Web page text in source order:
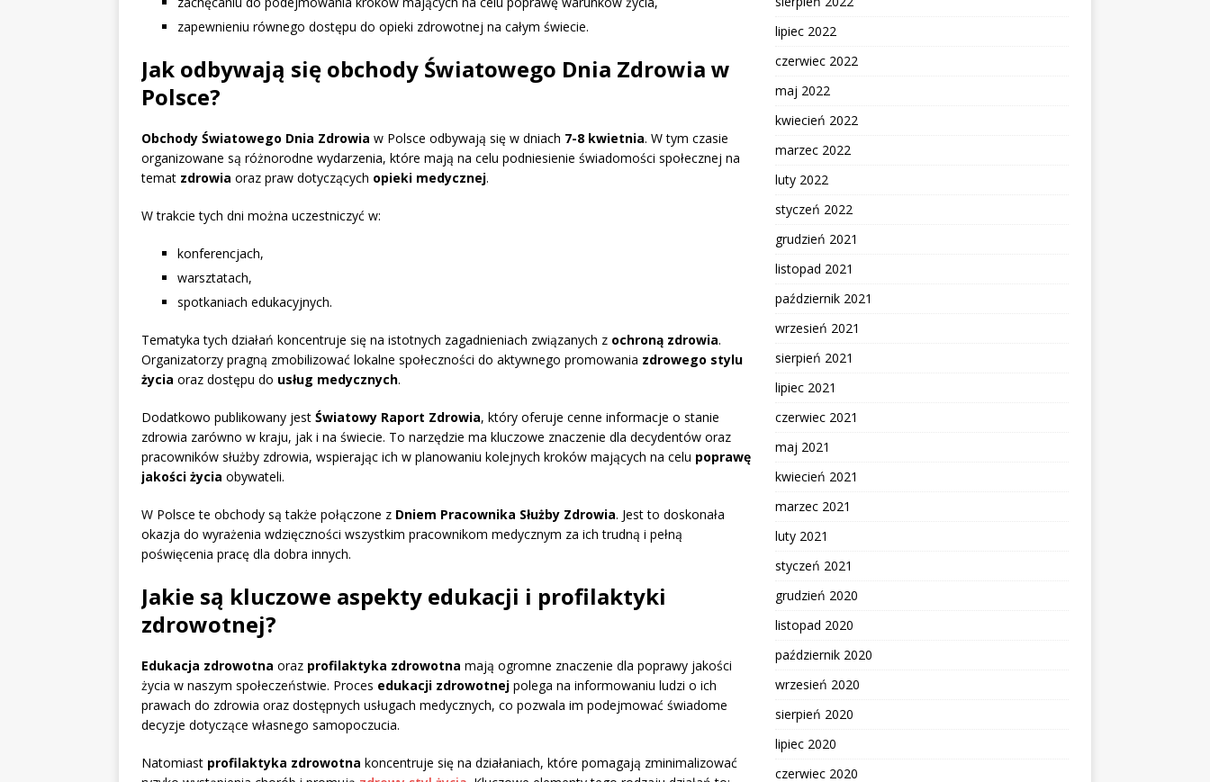
zapewnieniu równego dostępu do opieki zdrowotnej na całym świecie.
Jak odbywają się obchody Światowego Dnia Zdrowia w
Polsce?
Obchody Światowego Dnia Zdrowia w Polsce odbywają się w dniach 7-8 kwietnia. W tym czasie
organizowane są różnorodne wydarzenia, które mają na celu podniesienie świadomości społecznej na
temat zdrowia oraz praw dotyczących opieki medycznej.
W trakcie tych dni można uczestniczyć w:
konferencjach,
warsztatach,
spotkaniach edukacyjnych.
Tematyka tych działań koncentruje się na istotnych zagadnieniach związanych z ochroną zdrowia.
Organizatorzy pragną zmobilizować lokalne społeczności do aktywnego promowania zdrowego stylu
życia oraz dostępu do usług medycznych.
Dodatkowo publikowany jest Światowy Raport Zdrowia, który oferuje cenne informacje o stanie
zdrowia zarówno w kraju, jak i na świecie. To narzędzie ma kluczowe znaczenie dla decydentów oraz
pracowników służby zdrowia, wspierając ich w planowaniu kolejnych kroków mających na celu poprawę
jakości życia obywateli.
W Polsce te obchody są także połączone z Dniem Pracownika Służby Zdrowia. Jest to doskonała
okazja do wyrażenia wdzięczności wszystkim pracownikom medycznym za ich trudną i pełną
poświęcenia pracę dla dobra innych.
Jakie są kluczowe aspekty edukacji i profilaktyki
zdrowotnej?
Edukacja zdrowotna oraz profilaktyka zdrowotna mają ogromne znaczenie dla poprawy jakości
życia w naszym społeczeństwie. Proces edukacji zdrowotnej polega na informowaniu ludzi o ich
prawach do zdrowia oraz dostępnych usługach medycznych, co pozwala im podejmować świadome
decyzje dotyczące własnego samopoczucia.
Natomiast profilaktyka zdrowotna koncentruje się na działaniach, które pomagają zminimalizować
lipiec 2022
czerwiec 2022
maj 2022
kwiecień 2022
marzec 2022
luty 2022
styczeń 2022
grudzień 2021
listopad 2021
październik 2021
wrzesień 2021
sierpień 2021
lipiec 2021
czerwiec 2021
maj 2021
kwiecień 2021
marzec 2021
luty 2021
styczeń 2021
grudzień 2020
listopad 2020
październik 2020
wrzesień 2020
sierpień 2020
lipiec 2020
czerwiec 2020